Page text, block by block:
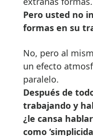
Pero usted no
formas en su
No, pero al
un efecto
paralelo.
Después de
trabajando y
¿le cansa
como